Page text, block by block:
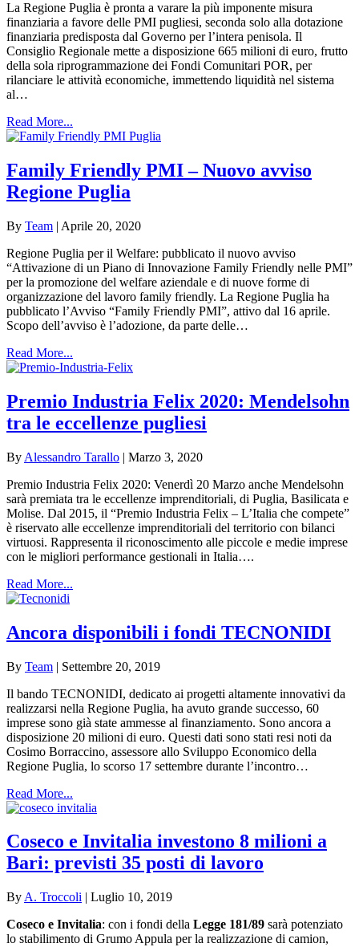
La Regione Puglia è pronta a varare la più imponente misura
finanziaria a favore delle PMI pugliesi, seconda solo alla dotazione
finanziaria predisposta dal Governo per l’intera penisola. Il
Consiglio Regionale mette a disposizione 665 milioni di euro, frutto
della sola riprogrammazione dei Fondi Comunitari POR, per
rilanciare le attività economiche, immettendo liquidità nel sistema
al…
Read More...
Family Friendly PMI – Nuovo avviso
Regione Puglia
By Team | Aprile 20, 2020
Regione Puglia per il Welfare: pubblicato il nuovo avviso
“Attivazione di un Piano di Innovazione Family Friendly nelle PMI”
per la promozione del welfare aziendale e di nuove forme di
organizzazione del lavoro family friendly. La Regione Puglia ha
pubblicato l’Avviso “Family Friendly PMI”, attivo dal 16 aprile.
Scopo dell’avviso è l’adozione, da parte delle…
Read More...
Premio Industria Felix 2020: Mendelsohn
tra le eccellenze pugliesi
By Alessandro Tarallo | Marzo 3, 2020
Premio Industria Felix 2020: Venerdì 20 Marzo anche Mendelsohn
sarà premiata tra le eccellenze imprenditoriali, di Puglia, Basilicata e
Molise. Dal 2015, il “Premio Industria Felix – L’Italia che compete”
è riservato alle eccellenze imprenditoriali del territorio con bilanci
virtuosi. Rappresenta il riconoscimento alle piccole e medie imprese
con le migliori performance gestionali in Italia….
Read More...
Ancora disponibili i fondi TECNONIDI
By Team | Settembre 20, 2019
Il bando TECNONIDI, dedicato ai progetti altamente innovativi da
realizzarsi nella Regione Puglia, ha avuto grande successo, 60
imprese sono già state ammesse al finanziamento. Sono ancora a
disposizione 20 milioni di euro. Questi dati sono stati resi noti da
Cosimo Borraccino, assessore allo Sviluppo Economico della
Regione Puglia, lo scorso 17 settembre durante l’incontro…
Read More...
Coseco e Invitalia investono 8 milioni a
Bari: previsti 35 posti di lavoro
By A. Troccoli | Luglio 10, 2019
Coseco e Invitalia: con i fondi della Legge 181/89 sarà potenziato
lo stabilimento di Grumo Appula per la realizzazione di camion,